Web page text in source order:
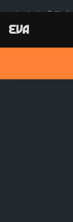
Institut Tailàndia